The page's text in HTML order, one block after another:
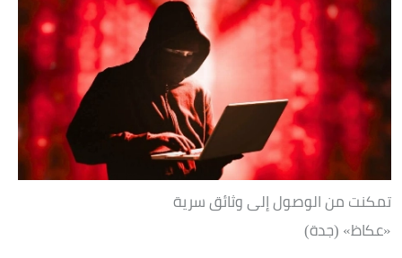
تمكنت من الوصول إلى وثائق سرية
«عكاظ» (جدة)